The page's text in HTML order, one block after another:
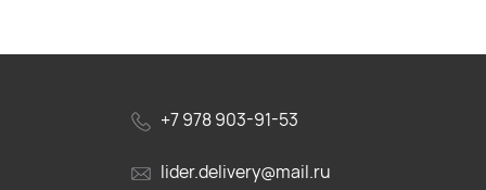
+7 978 903-91-53
lider.delivery@mail.ru